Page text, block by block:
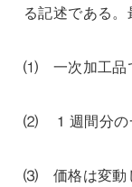
る記述である。
⑴ 一次加工品
⑵ 1 週間分の
⑶ 価格は変動